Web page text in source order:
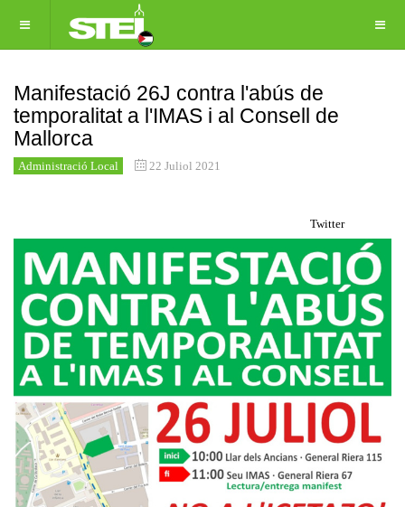
Manifestació 26J contra l'abús de
temporalitat a l'IMAS i al Consell de
Mallorca
Administració Local 22 Juliol 2021
Twitter